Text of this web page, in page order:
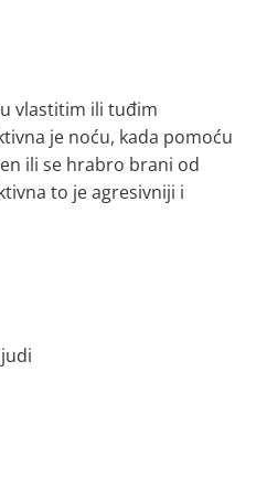
vlastitim ili tuđim
je noću, kada pomoću
ili se hrabro brani od
to je agresivniji i